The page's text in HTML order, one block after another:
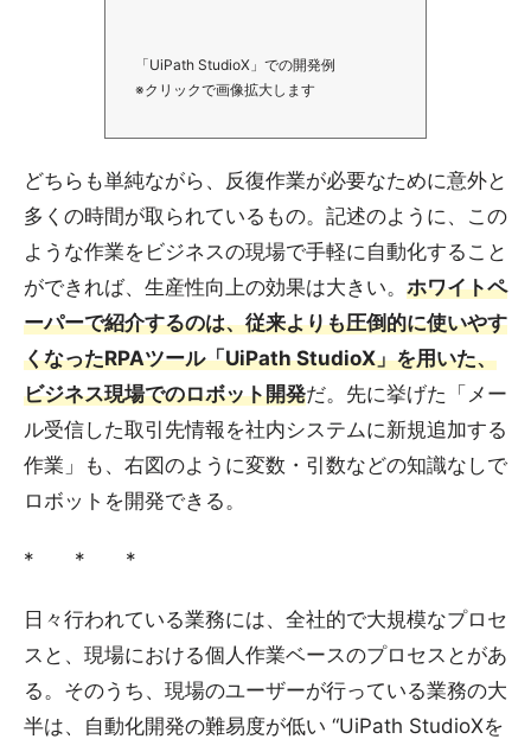
「UiPath StudioX」での開発例
※クリックで画像拡大します
どちらも単純ながら、反復作業が必要なために意外と
多くの時間が取られているもの。記述のように、この
ような作業をビジネスの現場で手軽に自動化すること
ができれば、生産性向上の効果は大きい。 ホワイトペ
ーパーで紹介するのは、従来よりも圧倒的に使いやす
くなったRPAツール「UiPath StudioX」を用いた、
ビジネス現場でのロボット開発だ。先に挙げた「メー
ル受信した取引先情報を社内システムに新規追加する
作業」も、右図のように変数・引数などの知識なしで
ロボットを開発できる。
* * *
日々行われている業務には、全社的で大規模なプロセ
スと、現場における個人作業ベースのプロセスとがあ
る。そのうち、現場のユーザーが行っている業務の大
半は、自動化開発の難易度が低い “UiPath StudioXを